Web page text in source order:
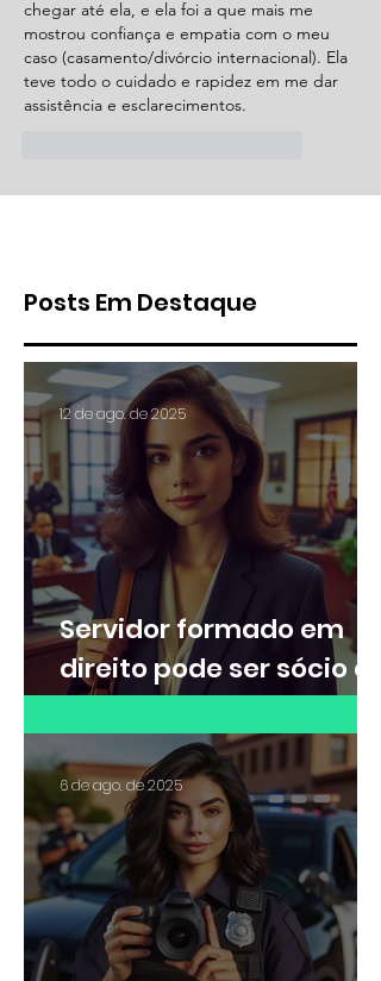
chegar até ela, e ela foi a que mais me
mostrou confiança e empatia com o meu
caso (casamento/divórcio internacional). Ela
teve todo o cuidado e rapidez em me dar
assistência e esclarecimentos.
Posts Em Destaque
Servidor formado em
direito pode ser sócio de
escritório de advocacia?
12 de ago. de 2025
6 de ago. de 2025